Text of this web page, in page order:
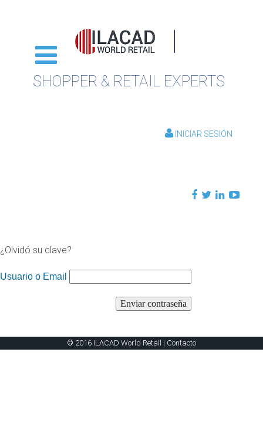
SHOPPER & RETAIL EXPERTS
INICIAR SESIÓN
¿Olvidó su clave?
Usuario o Email
© 2016 ILACAD World Retail | Contacto